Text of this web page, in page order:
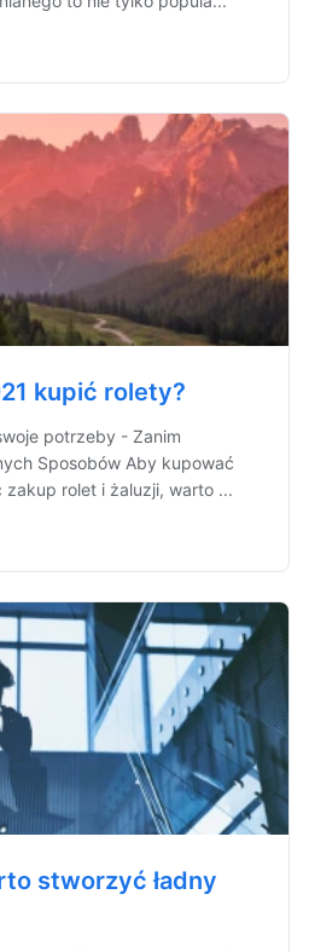
kupić rolety?
potrzeby - Zanim
Sposobów Aby kupować
zakup rolet i żaluzji, warto ...
stworzyć ładny